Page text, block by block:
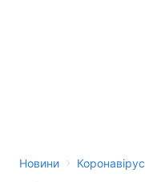
Новини › Коронавірус